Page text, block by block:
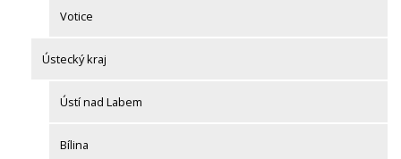
Votice
Ústecký kraj
Ústí nad Labem
Bílina